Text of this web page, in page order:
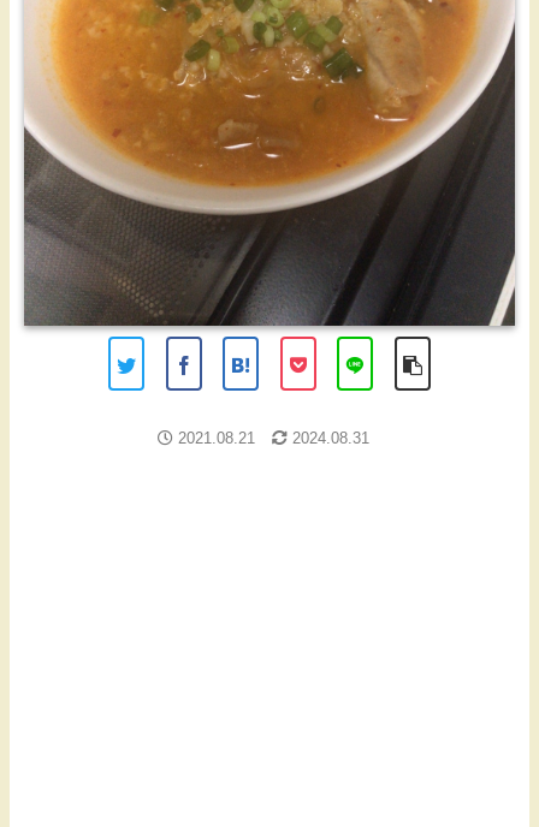
2024.08.31
2021.08.21